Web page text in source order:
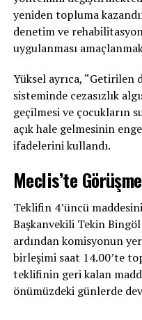
yeniden topluma
denetim ve
uygulanması
Yüksel ayrıca, “Getirilen
sisteminde cezasızlık
geçilmesi ve çocukların
açık hale gelmesinin
ifadelerini kullandı.
Meclis’te
Teklifin 4’üncü
Başkanvekili Tekin
ardından komisyonun
birleşimi saat 14.00’te
teklifinin geri kalan
önümüzdeki günlerde